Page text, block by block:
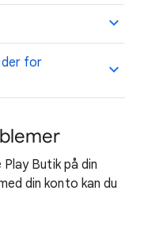
for
Play Butik på din
din konto kan du